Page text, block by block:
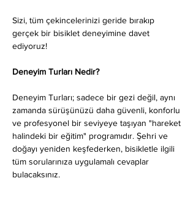
Sizi, tüm çekincelerinizi geride bırakıp
gerçek bir bisiklet deneyimine davet
ediyoruz!
Deneyim Turları Nedir?
Deneyim Turları; sadece bir gezi değil, aynı
zamanda sürüşünüzü daha güvenli, konforlu
ve profesyonel bir seviyeye taşıyan "hareket
halindeki bir eğitim" programıdır. Şehri ve
doğayı yeniden keşfederken, bisikletle ilgili
tüm sorularınıza uygulamalı cevaplar
bulacaksınız.